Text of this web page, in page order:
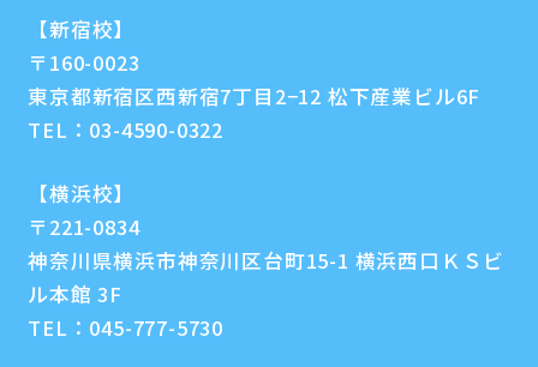
【新宿校】
〒160-0023
東京都新宿区西新宿7丁目2−12 松下産業ビル6F
TEL： 03-4590-0322
【横浜校】
〒221-0834
神奈川県横浜市神奈川区台町15-1 横浜西口ＫＳビ
ル本館 3F
TEL： 045-777-5730